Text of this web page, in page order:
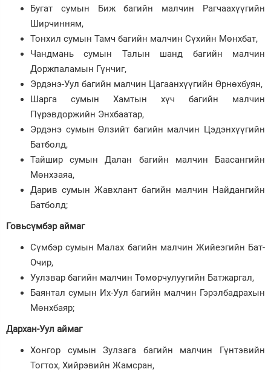
Бугат сумын Биж багийн малчин Рагчаахүүгийн
Ширчинням,
Тонхил сумын Тамч багийн малчин Сүхийн Мөнхбат,
Чандмань сумын Талын шанд багийн малчин
Доржпаламын Гүнчиг,
Эрдэнэ-Уул багийн малчин Цагаанхүүгийн Өрнөхбуян,
Шарга сумын Хамтын хүч багийн малчин
Пүрэвдоржийн Энхбаатар,
Эрдэнэ сумын Өлзийт багийн малчин Цэдэнхүүгийн
Батболд,
Тайшир сумын Далан багийн малчин Баасангийн
Мөнхзаяа,
Дарив сумын Жавхлант багийн малчин Найдангийн
Батболд;
Говьсүмбэр аймаг
Сүмбэр сумын Малах багийн малчин Жийеэгийн Бат-
Очир,
Уулзвар багийн малчин Төмөрчулуугийн Батжаргал,
Баянтал сумын Их-Уул багийн малчин Гэрэлбадрахын
Мөнхбаяр;
Дархан-Уул аймаг
Хонгор сумын Зулзага багийн малчин Гүнтэвийн
Тогтох, Хийрэвийн Жамсран,